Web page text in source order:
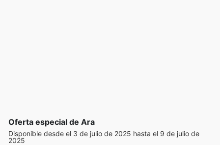
Oferta especial de Ara
Disponible desde el 3 de julio de 2025 hasta el 9 de julio de
2025